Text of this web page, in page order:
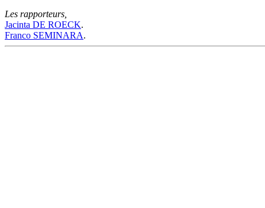
Les rapporteurs,
Jacinta DE ROECK.
Franco SEMINARA.